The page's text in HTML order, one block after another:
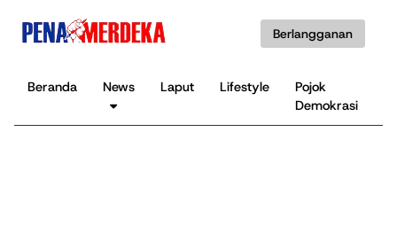
Berlangganan
Beranda News Laput Lifestyle
Pojok
Demokrasi